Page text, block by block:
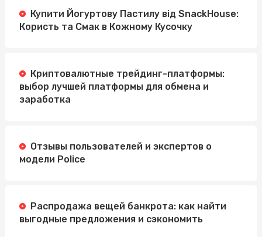
Купити Йогуртову Пастилу від SnackHouse:
Користь та Смак в Кожному Кусочку
Криптовалютные трейдинг-платформы:
выбор лучшей платформы для обмена и
заработка
Отзывы пользователей и экспертов о
модели Police
Распродажа вещей банкрота: как найти
выгодные предложения и сэкономить